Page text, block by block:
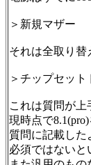
＞新規マザー
それは全取り替
＞チップセット
これは質問が上
現時点で
質問に記載した
必須ではないと